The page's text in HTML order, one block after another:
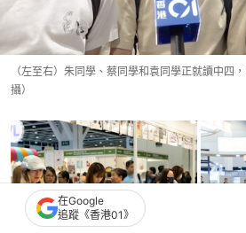
（左至右）朱同學、蔡同學和袁同學正就讀中四
攝）
在Google
追蹤《香港01》